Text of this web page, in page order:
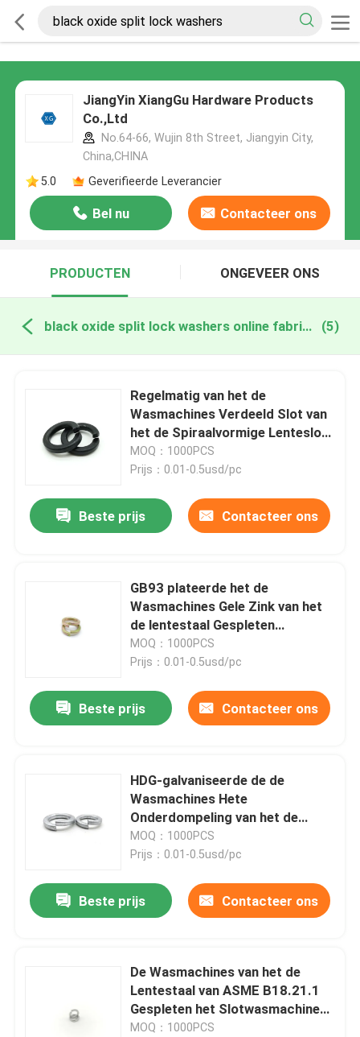
JiangYin XiangGu Hardware Products
Co.,Ltd
No.64-66, Wujin 8th Street, Jiangyin City,
China,CHINA
5.0
Geverifieerde Leverancier
Bel nu Contacteer ons
PRODUCTEN ONGEVEER ONS
black oxide split lock washers online fabricage (5)
Regelmatig van het de
Wasmachines Verdeeld Slot van
het de Spiraalvormige Lenteslot
van ASME B18.21.1 de
Wasmachines Zwart Oxyde
MOQ：1000PCS
Prijs：0.01-0.5usd/pc
Beste prijs Contacteer ons
GB93 plateerde het de
Wasmachines Gele Zink van het
de lentestaal Gespleten
Slotwasmachines 2mm 48mm
MOQ：1000PCS
Prijs：0.01-0.5usd/pc
Beste prijs Contacteer ons
HDG-galvaniseerde de de
Wasmachines Hete
Onderdompeling van het de
Lentestaal Gespleten
Slotwasmachines GB93
MOQ：1000PCS
Prijs：0.01-0.5usd/pc
Beste prijs Contacteer ons
De Wasmachines van het de
Lentestaal van ASME B18.21.1
Gespleten het Slotwasmachines
van het 1/2 duimroestvrije staal
MOQ：1000PCS